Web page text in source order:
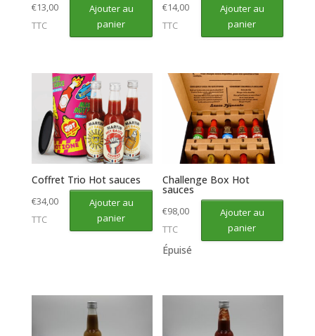
€13,00
TTC
Ajouter au
panier
€14,00
TTC
Ajouter au
panier
Coffret Trio Hot sauces
€34,00
TTC
Ajouter au
panier
Challenge Box Hot
sauces
€98,00
TTC
Ajouter au
panier
Épuisé